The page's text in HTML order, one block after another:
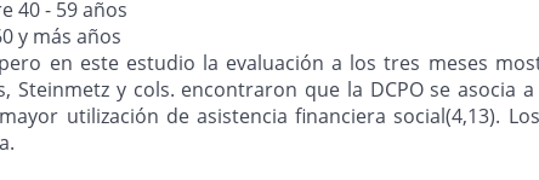
40 - 59 años
y más años
en este estudio la evaluación a los tres meses
Steinmetz y cols. encontraron que la DCPO se
utilización de asistencia financiera social(4,13).